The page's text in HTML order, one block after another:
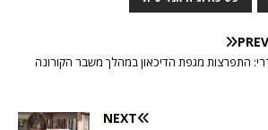
התפרצות מגפת הדיכאון במהלך משבר הקורונה
NEXT